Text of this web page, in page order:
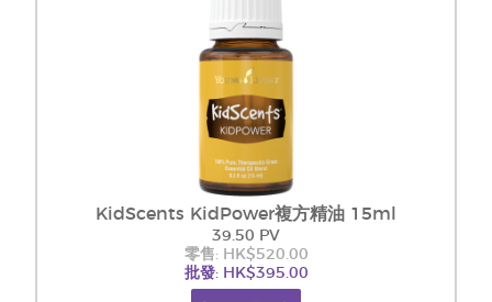
KidScents KidPower複方精油 15ml
39.50 PV
零售: HK$520.00
批發: HK$395.00